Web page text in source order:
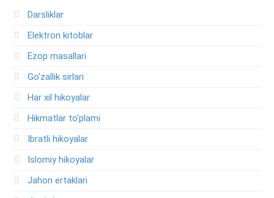
Darsliklar
Elektron kitoblar
Ezop masallari
Go'zallik sirlari
Har xil hikoyalar
Hikmatlar to'plami
Ibratli hikoyalar
Islomiy hikoyalar
Jahon ertaklari